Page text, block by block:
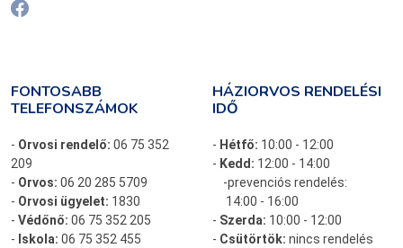
FONTOSABB
TELEFONSZÁMOK
- Orvosi rendelő: 06 75 352
209
- Orvos: 06 20 285 5709
- Orvosi ügyelet: 1830
- Védőnő: 06 75 352 205
- Iskola: 06 75 352 455
HÁZIORVOS RENDELÉSI
IDŐ
- Hétfő: 10:00 - 12:00
- Kedd: 12:00 - 14:00
-prevenciós rendelés:
14:00 - 16:00
- Szerda: 10:00 - 12:00
- Csütörtök: nincs rendelés